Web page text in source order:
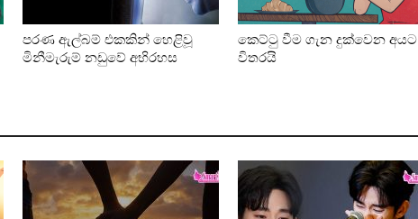
පරණ ඇල්බම් එකකින් හෙළිවූ
මිනීමැරුම් නඩුවේ අභිරහස
කෙට්ටු වීම ගැන දුක්වෙන අයට
විතරයි